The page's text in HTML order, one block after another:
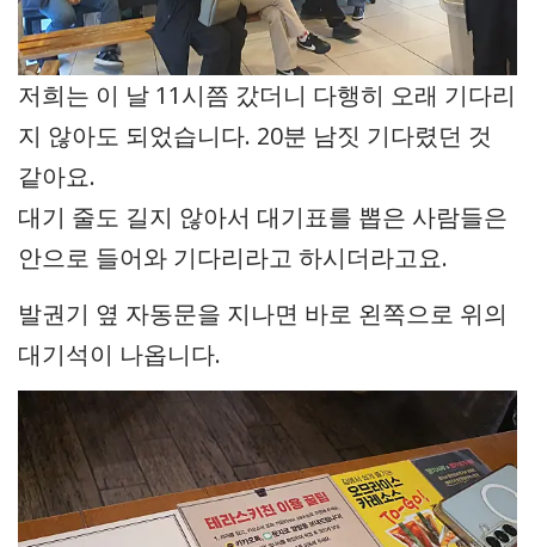
저희는 이 날 11시쯤 갔더니 다행히 오래 기다리
지 않아도 되었습니다. 20분 남짓 기다렸던 것
같아요.
대기 줄도 길지 않아서 대기표를 뽑은 사람들은
안으로 들어와 기다리라고 하시더라고요.
발권기 옆 자동문을 지나면 바로 왼쪽으로 위의
대기석이 나옵니다.